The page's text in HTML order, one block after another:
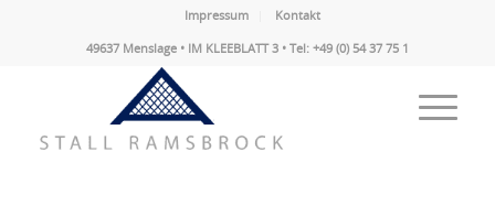
Impressum Kontakt
49637 Menslage • IM KLEEBLATT 3 • Tel: +49 (0) 54 37 75 1